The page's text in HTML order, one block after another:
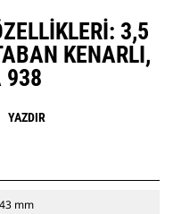
3,5
KENARLI,
938
YAZDIR
mm